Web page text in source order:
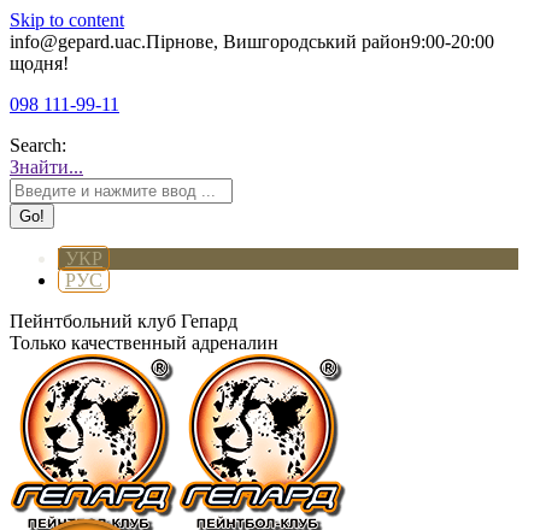
Skip to content
info@gepard.uaс.Пірнове, Вишгородський район9:00-20:00
щодня!
098 111-99-11
Search:
Знайти...
УКР
РУС
Пейнтбольний клуб Гепард
Только качественный адреналин